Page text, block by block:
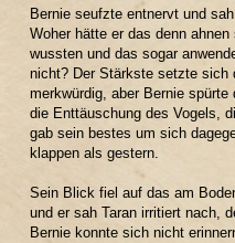
Bernie seufzte entnervt und
Woher hätte er das denn
wussten und das sogar
nicht? Der Stärkste setzte sich
merkwürdig, aber Bernie
die Enttäuschung des Vogels,
gab sein bestes um sich
klappen als gestern.
Sein Blick fiel auf das am
und er sah Taran irritiert nach,
Bernie konnte sich nicht